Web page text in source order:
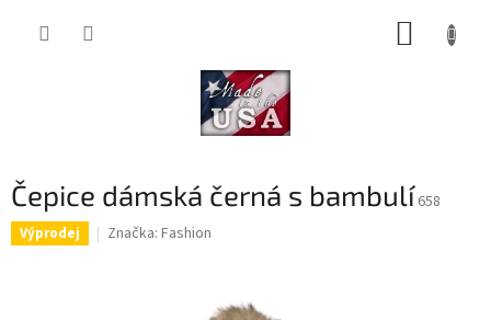
Čepice dámská černá s bambulí 658
Výprodej Značka: Fashion